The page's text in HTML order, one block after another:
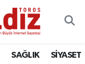
SAĞLIK SİYASET